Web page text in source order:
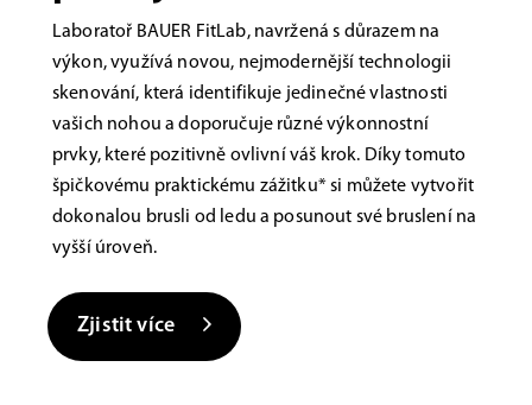
Laboratoř BAUER FitLab, navržená s důrazem na
výkon, využívá novou, nejmodernější technologii
skenování, která identifikuje jedinečné vlastnosti
vašich nohou a doporučuje různé výkonnostní
prvky, které pozitivně ovlivní váš krok. Díky tomuto
špičkovému praktickému zážitku* si můžete vytvořit
dokonalou brusli od ledu a posunout své bruslení na
vyšší úroveň.
Zjistit více